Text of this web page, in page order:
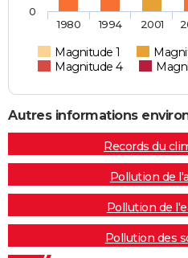
Magnitude 1
Magnitude 4
1980 1994 2001
0
Autres informations
Records du
Pollution de
Pollution de
Pollution des